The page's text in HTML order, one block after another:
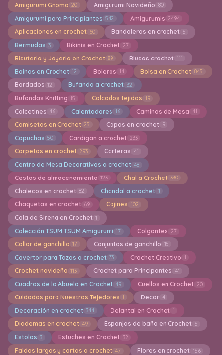
Amigurumi Gnomo 20 Amigurumi Navideño 80
Amigurumi para Principiantes 542 Amigurumis 2494
Aplicaciones en crochet 60 Bandoleras en crochet 5
Bermudas 3 Bikinis en Crochet 27
Bisuteria y Joyeria en Crochet 89 Blusas crochet 111
Boinas en Crochet 12 Boleros 14 Bolsa en Crochet 845
Bordados 12 Bufanda a crochet 32
Bufandas Knitting 15 Calcados tejidos 19
Calcetines 46 Calentadores 16 Caminos de Mesa 41
Camisetas en Crochet 25 Capas en crochet 9
Capuchas 50 Cardigan a crochet 233
Carpetas en crochet 293 Carteras 41
Centro de Mesa Decorativos a crochet 48
Cestas de almacenamiento 123 Chal a Crochet 330
Chalecos en crochet 82 Chandal a crochet 1
Chaquetas en crochet 69 Cojines 102
Cola de Sirena en Crochet 1
Colección TSUM TSUM Amigurumi 17 Colgantes 27
Collar de ganchillo 17 Conjuntos de ganchillo 15
Covertor para Tazas a crochet 33 Crochet Creativo 1
Crochet navideño 113 Crochet para Principantes 41
Cuadros de la Abuela en Crochet 49 Cuellos en Crochet 20
Cuidados para Nuestros Tejedores 1 Decor 4
Decoración en crochet 344 Delantal en Crochet 1
Diademas en crochet 49 Esponjas de baño en Crochet 5
Estolas 3 Estuches en Crochet 32
Faldas largas y cortas a crochet 47 Flores en crochet 156